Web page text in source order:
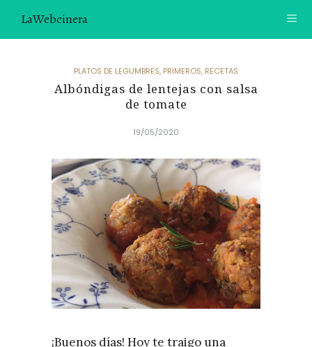
LaWebcinera
VIDEORECETAS
SOBRE MÍ
¿TE GUSTARÍA UNIRTE A NUESTRA AVENTURA GASTRON
ÓMICA?
ÚNETE A LA NEWSLETTER
RECOMENDACIONES
PLATOS DE LEGUMBRES, PRIMEROS, RECETAS
Albóndigas de lentejas con salsa
de tomate
19/05/2020
¡Buenos días! Hoy te traigo una